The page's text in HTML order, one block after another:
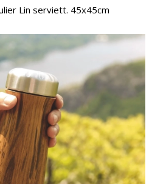
Lin serviett. 45x45cm